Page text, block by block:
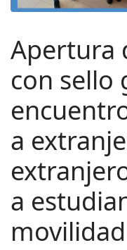
Apertura
con sello
a
a
movilidad